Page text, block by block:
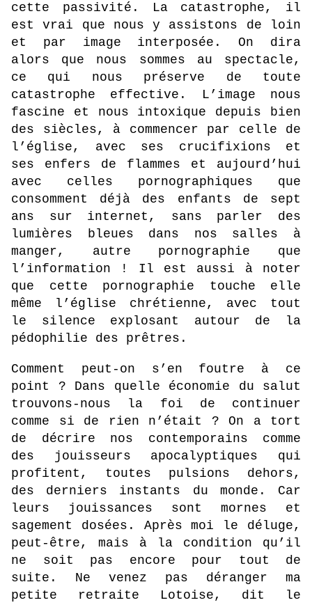
cette passivité. La catastrophe, il
est vrai que nous y assistons de loin
et par image interposée. On dira
alors que nous sommes au spectacle,
ce qui nous préserve de toute
catastrophe effective. L’image nous
fascine et nous intoxique depuis bien
des siècles, à commencer par celle de
l’église, avec ses crucifixions et
ses enfers de flammes et aujourd’hui
avec celles pornographiques que
consomment déjà des enfants de sept
ans sur internet, sans parler des
lumières bleues dans nos salles à
manger, autre pornographie que
l’information ! Il est aussi à noter
que cette pornographie touche elle
même l’église chrétienne, avec tout
le silence explosant autour de la
pédophilie des prêtres.
Comment peut-on s’en foutre à ce
point ? Dans quelle économie du salut
trouvons-nous la foi de continuer
comme si de rien n’était ? On a tort
de décrire nos contemporains comme
des jouisseurs apocalyptiques qui
profitent, toutes pulsions dehors,
des derniers instants du monde. Car
leurs jouissances sont mornes et
sagement dosées. Après moi le déluge,
peut-être, mais à la condition qu’il
ne soit pas encore pour tout de
suite. Ne venez pas déranger ma
petite retraite Lotoise, dit le